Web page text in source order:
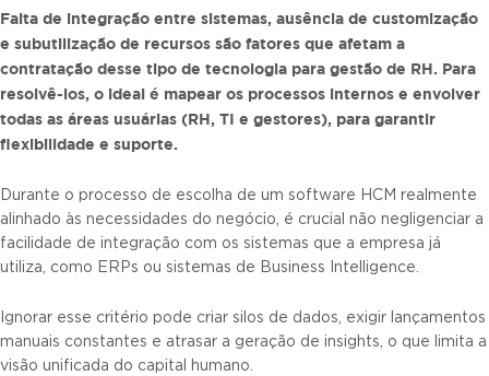
Falta de integração entre sistemas, ausência de customização
e subutilização de recursos são fatores que afetam a
contratação desse tipo de tecnologia para gestão de RH. Para
resolvê-los, o ideal é mapear os processos internos e envolver
todas as áreas usuárias (RH, TI e gestores), para garantir
flexibilidade e suporte.
Durante o processo de escolha de um software HCM realmente
alinhado às necessidades do negócio, é crucial não negligenciar a
facilidade de integração com os sistemas que a empresa já
utiliza, como ERPs ou sistemas de Business Intelligence.
Ignorar esse critério pode criar silos de dados, exigir lançamentos
manuais constantes e atrasar a geração de insights, o que limita a
visão unificada do capital humano.